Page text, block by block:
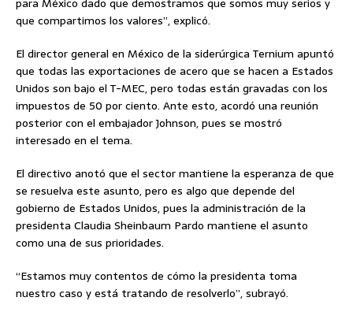
que compartimos los valores”, explicó.
El director general en México de la siderúrgica Ternium apuntó
que todas las exportaciones de acero que se hacen a Estados
Unidos son bajo el T-MEC, pero todas están gravadas con los
impuestos de 50 por ciento. Ante esto, acordó una reunión
posterior con el embajador Johnson, pues se mostró
interesado en el tema.
El directivo anotó que el sector mantiene la esperanza de que
se resuelva este asunto, pero es algo que depende del
gobierno de Estados Unidos, pues la administración de la
presidenta Claudia Sheinbaum Pardo mantiene el asunto
como una de sus prioridades.
“Estamos muy contentos de cómo la presidenta toma
nuestro caso y está tratando de resolverlo”, subrayó.